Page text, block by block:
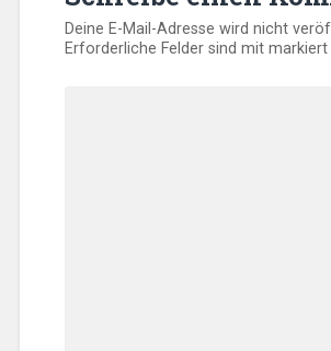
Deine E-Mail-Adresse wird nicht
Erforderliche Felder sind mitmarkiert